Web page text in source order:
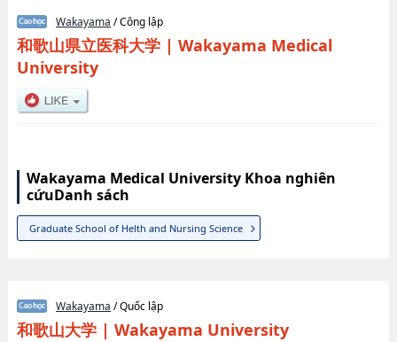
Wakayama / Công lập
和歌山県立医科大学| Wakayama Medical
University
Wakayama Medical University Khoa nghiên
cứuDanh sách
Graduate School of Helth and Nursing Science
Wakayama / Quốc lập
和歌山大学| Wakayama University